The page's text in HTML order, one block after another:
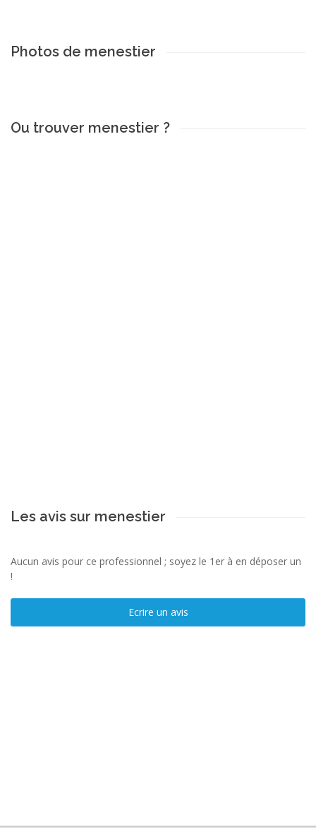
Photos de menestier
Ou trouver menestier ?
Les avis sur menestier
Aucun avis pour ce professionnel ; soyez le 1er à en déposer un
!
Ecrire un avis